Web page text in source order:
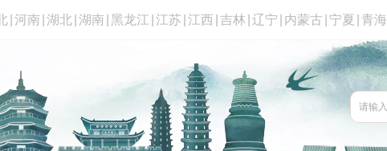
河南 湖北 湖南 黑龙江 江苏 江西 吉林 辽宁 内蒙古 宁夏 青海